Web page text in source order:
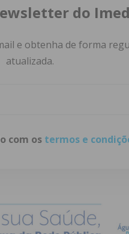
do
e obtenha de forma
atualizada.
com os termos e